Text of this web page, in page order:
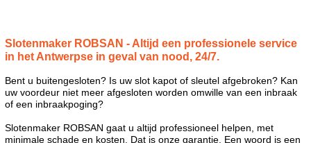
Slotenmaker ROBSAN - Altijd een professionele service
in het Antwerpse in geval van nood, 24/7.
Bent u buitengesloten? Is uw slot kapot of sleutel afgebroken? Kan
uw voordeur niet meer afgesloten worden omwille van een inbraak
of een inbraakpoging?
Slotenmaker ROBSAN gaat u altijd professioneel helpen, met
minimale schade en kosten. Dat is onze garantie. Een woord is een